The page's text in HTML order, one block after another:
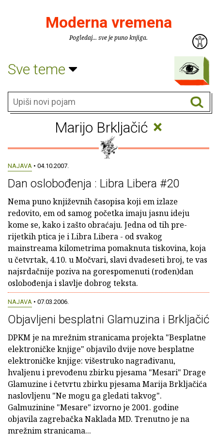
Moderna vremena
Pogledaj... sve je puno knjiga.
Sve teme
Marijo Brkljačić ×
NAJAVA • 04.10.2007.
Dan oslobođenja : Libra Libera #20
Nema puno književnih časopisa koji em izlaze
redovito, em od samog početka imaju jasnu ideju
kome se, kako i zašto obraćaju. Jedna od tih pre-
rijetkih ptica je i Libra Libera - od svakog
mainstreama kilometrima pomaknuta tiskovina, koja
u četvrtak, 4.10. u Močvari, slavi dvadeseti broj, te vas
najsrdačnije poziva na gorespomenuti (rođen)dan
oslobođenja i slavlje dobrog teksta.
NAJAVA • 07.03.2006.
Objavljeni besplatni Glamuzina i Brkljačić
DPKM je na mrežnim stranicama projekta "Besplatne
elektroničke knjige" objavilo dvije nove besplatne
elektroničke knjige: višestruko nagrađivanu,
hvaljenu i prevođenu zbirku pjesama "Mesari" Drage
Glamuzine i četvrtu zbirku pjesama Marija Brkljačića
naslovljenu "Ne mogu ga gledati takvog".
Galmuzinine "Mesare" izvorno je 2001. godine
objavila zagrebačka Naklada MD. Trenutno je na
mrežnim stranicama...